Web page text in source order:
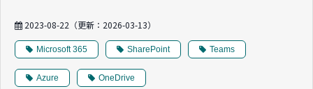
2023-08-22 （更新： 2026-03-13）
Microsoft 365 SharePoint Teams
Azure OneDrive